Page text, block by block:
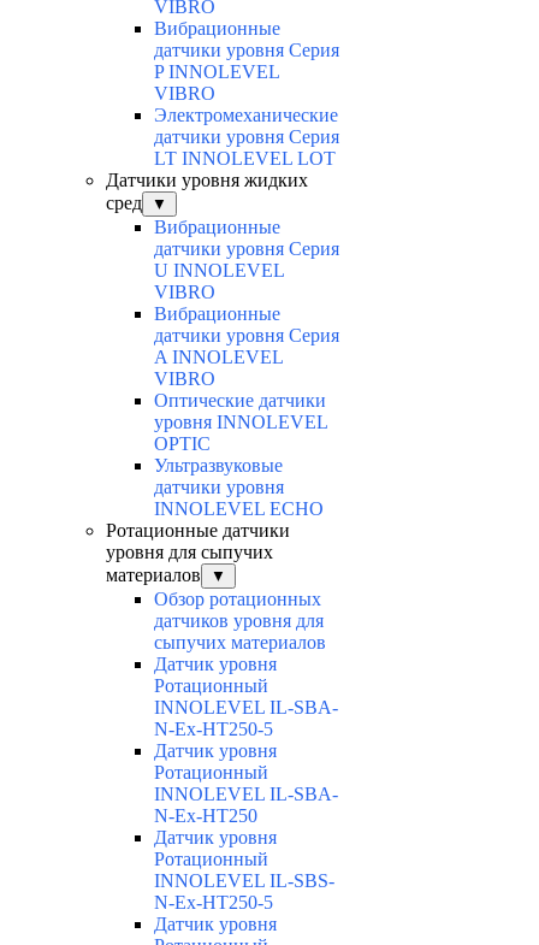
VIBRO
Вибрационные
датчики уровня Серия
P INNOLEVEL
VIBRO
Электромеханические
датчики уровня Серия
LT INNOLEVEL LOT
Датчики уровня жидких
сред
▼
Вибрационные
датчики уровня Серия
U INNOLEVEL
VIBRO
Вибрационные
датчики уровня Серия
A INNOLEVEL
VIBRO
Оптические датчики
уровня INNOLEVEL
OPTIC
Ультразвуковые
датчики уровня
INNOLEVEL ECHO
Ротационные датчики
уровня для сыпучих
материалов
▼
Обзор ротационных
датчиков уровня для
сыпучих материалов
Датчик уровня
Ротационный
INNOLEVEL IL-SBA-
N-Ex-HT250-5
Датчик уровня
Ротационный
INNOLEVEL IL-SBA-
N-Ex-HT250
Датчик уровня
Ротационный
INNOLEVEL IL-SBS-
N-Ex-HT250-5
Датчик уровня